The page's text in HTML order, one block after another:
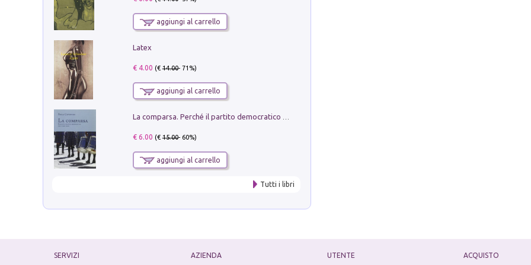
aggiungi al carrello
Latex
€ 4.00 (€14.00- 71%)
aggiungi al carrello
€ 6.00 (€15.00- 60%)
aggiungi al carrello
Tutti i libri
SERVIZI
AZIENDA
UTENTE
ACQUISTO